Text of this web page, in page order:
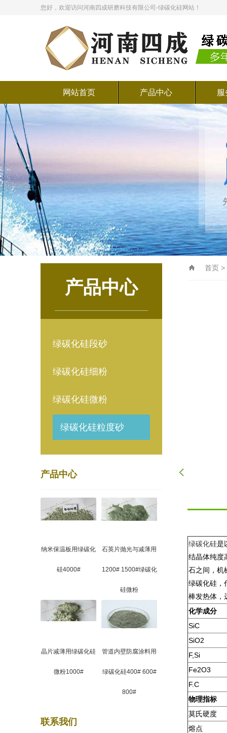
您好，欢迎访问河南四成研磨科技有限公司-绿碳化硅网站！
网站首页 产品中心
产品中心
绿碳化硅段砂
绿碳化硅细粉
绿碳化硅微粉
绿碳化硅粒度砂
产品中心
纳米保温板用绿碳化
硅4000#
石英片抛光与减薄用
1200# 1500#绿碳化
硅微粉
晶片减薄用绿碳化硅
微粉1000#
管道内壁防腐涂料用
绿碳化硅400# 600#
800#
联系我们
首页 >
绿碳化硅是
结晶体纯度
石之间，机
绿碳化硅，
棒发热体，
化学成分
SiC
SiO2
F,Si
Fe2O3
F.C
物理指标
莫氏硬度
熔点